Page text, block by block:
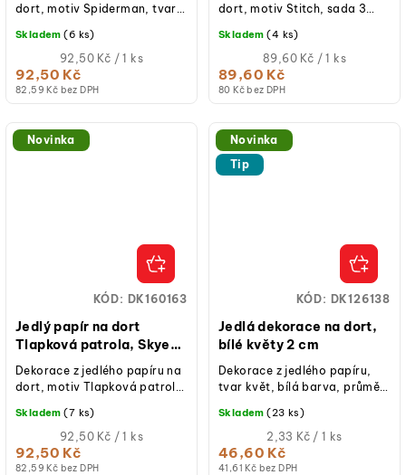
82,59 Kč bez DPH
92,50 Kč
Měrná
cena:
92,50 Kč / 1 ks
Skladem (6 ks)
dort, motiv Spiderman, tvar
lepku, bez laktózy, bez
přidaného...
80 Kč bez DPH
89,60 Kč
Měrná
cena:
89,60 Kč / 1 ks
Skladem (4 ks)
dort, motiv Stitch, sada 3
lepku, bez laktózy, bez
přidaného...
Novinka
Jedlý papír na dort
Tlapková patrola, Skye
20 cm
82,59 Kč bez DPH
92,50 Kč
Měrná
cena:
92,50 Kč / 1 ks
Skladem (7 ks)
Dekorace z jedlého papíru na
dort, motiv Tlapková patrola
cm, bez lepku, bez laktózy,...
KÓD: DK160163
Novinka
Tip
Jedlá dekorace na dort,
bílé květy 2 cm
41,61 Kč bez DPH
46,60 Kč
Měrná
cena:
2,33 Kč / 1 ks
Skladem (23 ks)
Dekorace z jedlého papíru,
tvar květ, bílá barva, průměr
laktózy a přidaného...
KÓD: DK126138